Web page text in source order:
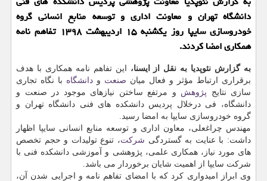
دانشگاه تهران و معاونت اداری و توسعه منابع انسانی گروه
خودروسازی سایپا روز یكشنبه ۱۵ اردیبهشت ۱۳۹۸ تفاهم نامه
همكاری امضا كردند.
به گزارش نئوپدیا به نقل از ایسنا، این تفاهم نامه همكاری با هدف
برقراری ارتباط مؤثر و فعال میان صنعت و دانشگاه با نگاه تجاری
سازی نتایج پژوهش و مرتفع ساختن نیازهای موجود در صنعت و
دانشگاه، فی درخلال پردیس دانشكده های فنی دانشگاه تهران و
گروه خودروسازی سایپا به امضا رسید.
مهندس چراغعلی، معاون اداری و توسعه منابع انسانی سایپا اظهار
داشت: با عنایت به گستردگی شركت، تنوع تولیدات و حجم تخصص
های مورد نیاز، همكاری علمی، پژوهشی و آموزشی دانشكده فنی با
شركت سایپا از اهمیت شایان برخوردار می باشد.
وی ابراز امیدواری كرد كه با امضای تفاهم نامه و اجرایی شدن آن،